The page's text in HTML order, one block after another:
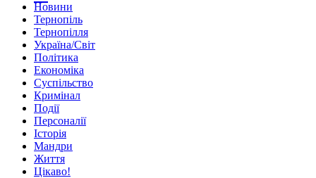
Новини
Тернопіль
Тернопілля
Україна/Світ
Політика
Економіка
Суспільство
Кримінал
Події
Персоналії
Історія
Мандри
Життя
Цікаво!